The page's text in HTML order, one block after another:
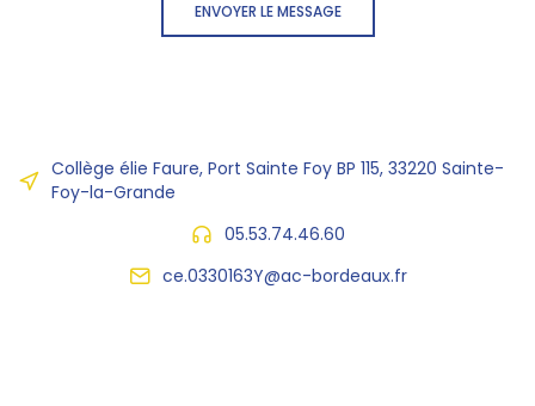
ENVOYER LE MESSAGE
Collège élie Faure, Port Sainte Foy BP 115, 33220 Sainte-
Foy-la-Grande
05.53.74.46.60
ce.0330163Y@ac-bordeaux.fr